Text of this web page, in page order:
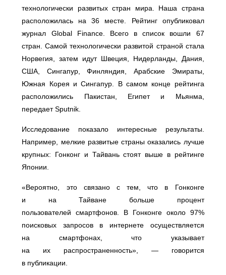
технологически развитых стран мира. Наша страна
расположилась на 36 месте. Рейтинг опубликовал
журнал Global Finance. Всего в список вошли 67
стран. Самой технологически развитой страной стала
Норвегия, затем идут Швеция, Нидерланды, Дания,
США, Сингапур, Финляндия, Арабские Эмираты,
Южная Корея и Сингапур. В самом конце рейтинга
расположились Пакистан, Египет и Мьянма,
передает Sputnik.
Исследование показало интересные результаты.
Например, мелкие развитые страны оказались лучше
крупных: Гонконг и Тайвань стоят выше в рейтинге
Японии.
«Вероятно, это связано с тем, что в Гонконге
и на Тайване больше процент
пользователей смартфонов. В Гонконге около 97%
поисковых запросов в интернете осуществляется
на смартфонах, что указывает
на их распространенность», — говорится
в публикации.